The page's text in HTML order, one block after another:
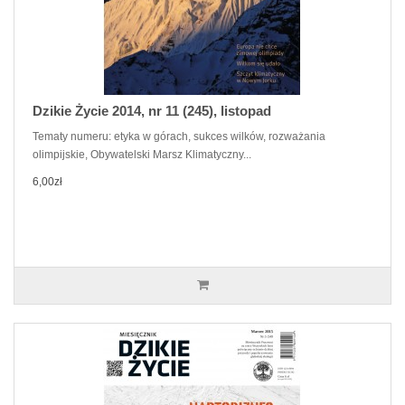
Dzikie Życie 2014, nr 11 (245), listopad
Tematy numeru: etyka w górach, sukces wilków, rozważania
olimpijskie, Obywatelski Marsz Klimatyczny...
6,00zł